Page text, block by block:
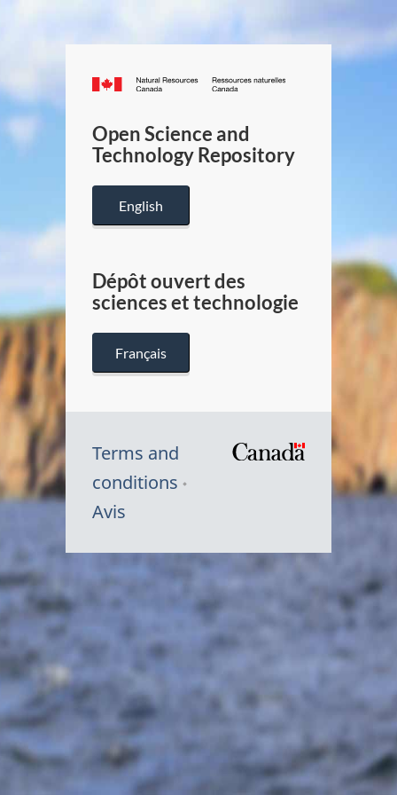
Canada.ca
/
Canada
Open Science and
Technology Repository
English
Dépôt ouvert des
sciences et technologie
Français
Terms and
conditions
Avis
Symbole
Canada